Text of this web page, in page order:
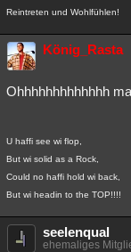
Reintreten und Wohlfühlen!
König_Rasta
Ohhhhhhhhhhhhh
U haffi see wi flop,
But wi solid as a Rock,
Could no haffi hold wi back,
But wi headin to the TOP!!!!
seelenqual
ehemaliges